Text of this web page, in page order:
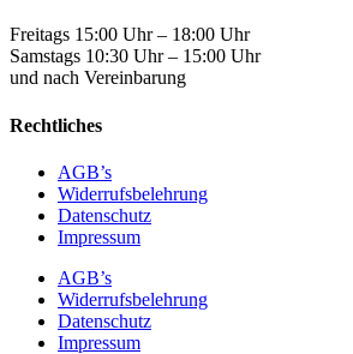
Freitags 15:00 Uhr – 18:00 Uhr
Samstags 10:30 Uhr – 15:00 Uhr
und nach Vereinbarung
Rechtliches
AGB’s
Widerrufsbelehrung
Datenschutz
Impressum
AGB’s
Widerrufsbelehrung
Datenschutz
Impressum